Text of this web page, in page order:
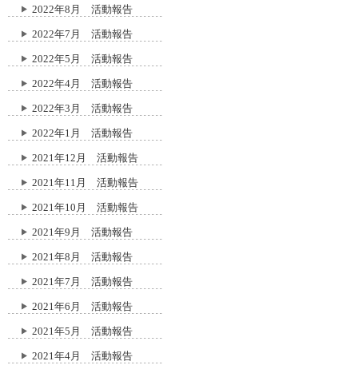
2022年8月 活動報告
2022年7月 活動報告
2022年5月 活動報告
2022年4月 活動報告
2022年3月 活動報告
2022年1月 活動報告
2021年12月 活動報告
2021年11月 活動報告
2021年10月 活動報告
2021年9月 活動報告
2021年8月 活動報告
2021年7月 活動報告
2021年6月 活動報告
2021年5月 活動報告
2021年4月 活動報告